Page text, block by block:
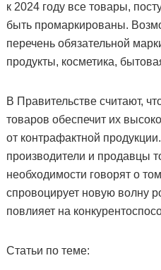
к 2024 году все товары,
быть промаркированы.
перечень обязательной
продукты, косметика,
В Правительстве считают,
товаров обеспечит их
от контрафактной
производители и продавцы
необходимости говорят о
спровоцирует новую волну
повлияет на
Статьи по теме: